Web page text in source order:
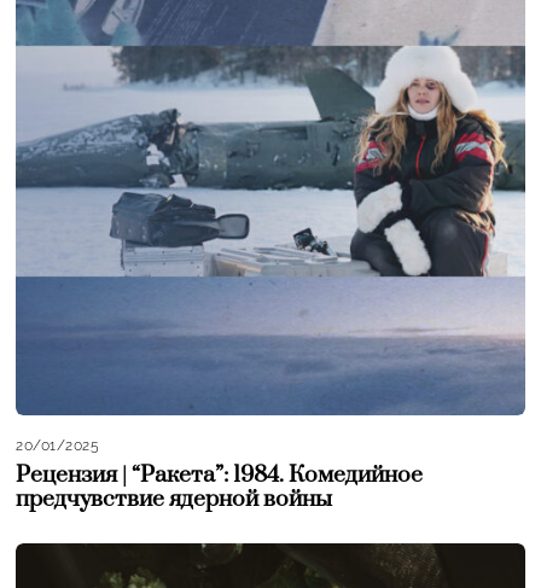
20/01/2025
Рецензия | “Ракета”: 1984. Комедийное
предчувствие ядерной войны